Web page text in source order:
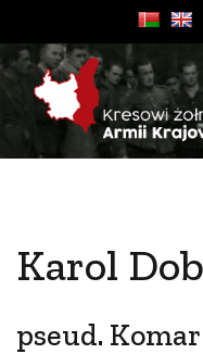
Karol
pseud. Komar